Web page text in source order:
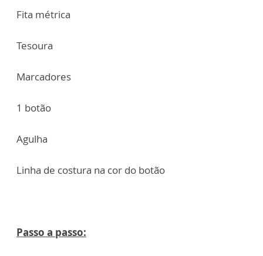
Fita métrica
Tesoura
Marcadores
1 botão
Agulha
Linha de costura na cor do botão
Passo a passo: